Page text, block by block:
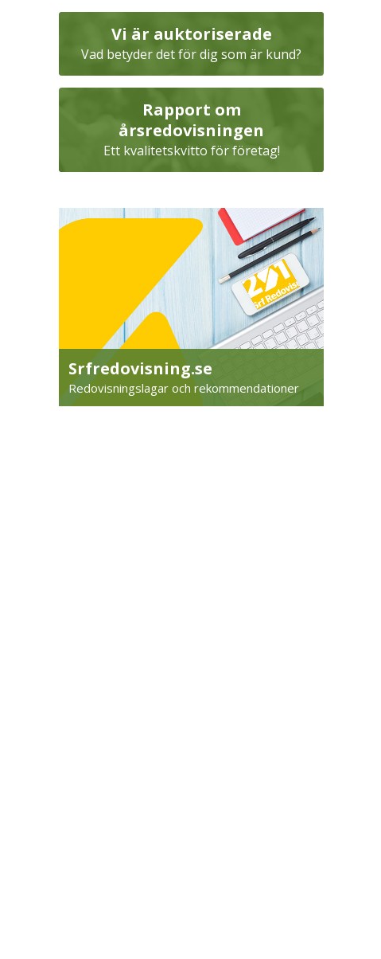
Vi är auktoriserade
Vad betyder det för dig som är kund?
Rapport om
årsredovisningen
Ett kvalitetskvitto för företag!
Srfredovisning.se
Redovisningslagar och rekommendationer